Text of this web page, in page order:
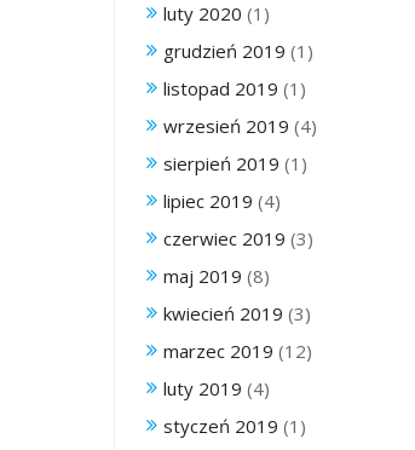
luty 2020 (1)
grudzień 2019 (1)
listopad 2019 (1)
wrzesień 2019 (4)
sierpień 2019 (1)
lipiec 2019 (4)
czerwiec 2019 (3)
maj 2019 (8)
kwiecień 2019 (3)
marzec 2019 (12)
luty 2019 (4)
styczeń 2019 (1)